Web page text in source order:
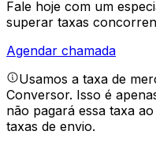
Fale hoje com um
superar taxas
Agendar chamada
Usamos a taxa de
Conversor. Isso é
não pagará essa taxa
taxas de envio.